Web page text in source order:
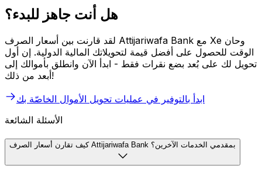
هل أنت جاهز للبدء؟
لقد قارنت بين أسعار الصرف Attijariwafa Bank مع Xe وحان
الوقت للحصول على أفضل قيمة لتحويلاتك المالية الدولية. إن أول
تحويل لك على بُعد بضع نقرات فقط - ابدأ الآن وانطلق بأموالك إلى
أبعد من ذلك!
ابدأ بالتوفير في عمليات تحويل الأموال الخاصّة بك
الأسئلة الشائعة
كيف تقارن أسعار الصرف Attijariwafa Bank بمقدمي الخدمات الآخرين؟